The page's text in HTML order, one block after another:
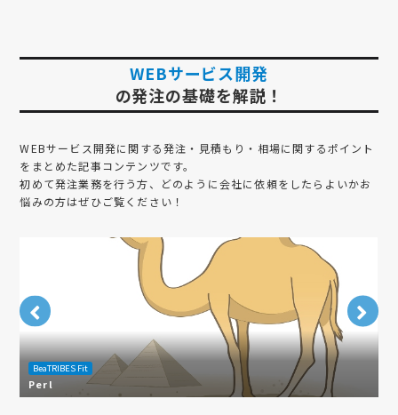
WEBサービス開発
の発注の基礎を解説！
WEBサービス開発に関する発注・見積もり・相場に関するポイント
をまとめた記事コンテンツです。
初めて発注業務を行う方、どのように会社に依頼をしたらよいかお
悩みの方はぜひご覧ください！
BeaTRIBES Fit
Perl